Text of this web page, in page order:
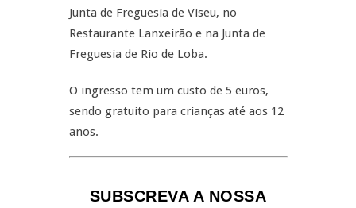
Junta de Freguesia de Viseu, no
Restaurante Lanxeirão e na Junta de
Freguesia de Rio de Loba.
O ingresso tem um custo de 5 euros,
sendo gratuito para crianças até aos 12
anos.
SUBSCREVA A NOSSA